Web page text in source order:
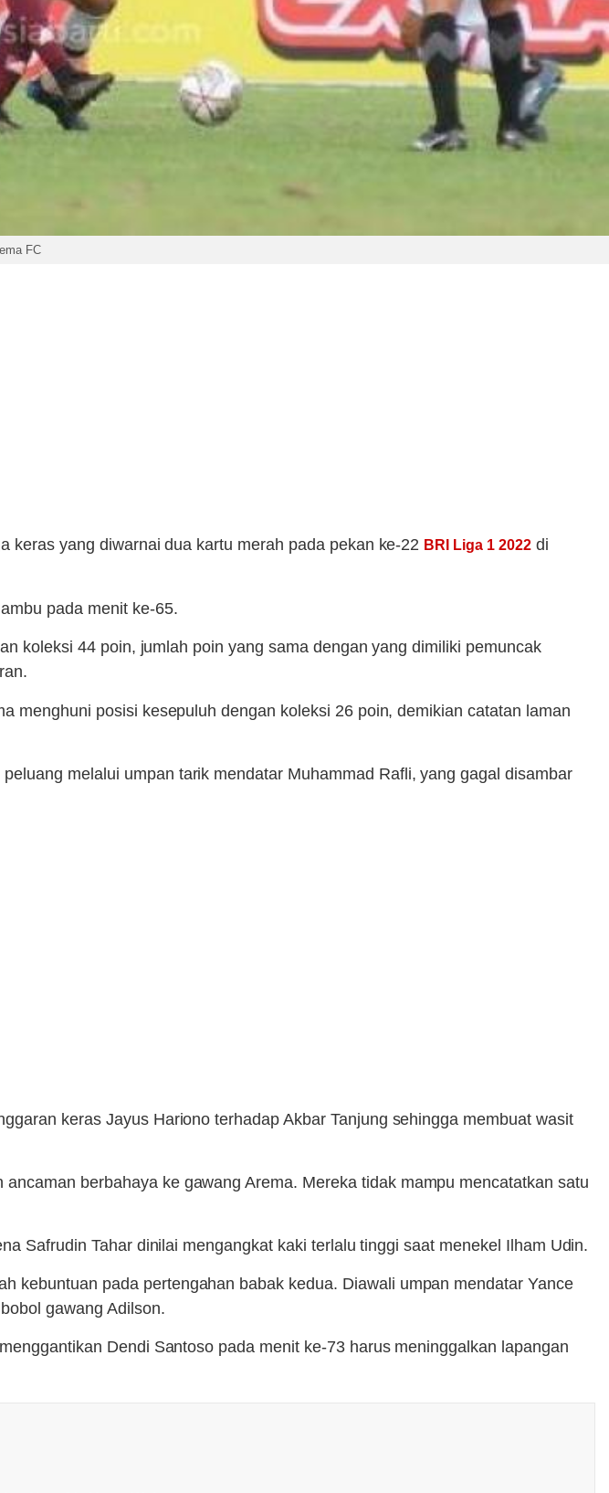
FC
keras yang diwarnai dua kartu merah pada pekan ke-22 BRI Liga 1 2022di
pada menit ke-65.
koleksi 44 poin, jumlah poin yang sama dengan yang dimiliki pemuncak
menghuni posisi kesepuluh dengan koleksi 26 poin, demikian catatan laman
melalui umpan tarik mendatar Muhammad Rafli, yang gagal disambar
keras Jayus Hariono terhadap Akbar Tanjung sehingga membuat wasit
berbahaya ke gawang Arema. Mereka tidak mampu mencatatkan satu
Safrudin Tahar dinilai mengangkat kaki terlalu tinggi saat menekel Ilham Udin.
kebuntuan pada pertengahan babak kedua. Diawali umpan mendatar Yance
gawang Adilson.
Dendi Santoso pada menit ke-73 harus meninggalkan lapangan